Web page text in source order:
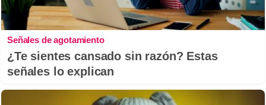
Señales de agotamiento
¿Te sientes cansado sin razón? Estas
señales lo explican